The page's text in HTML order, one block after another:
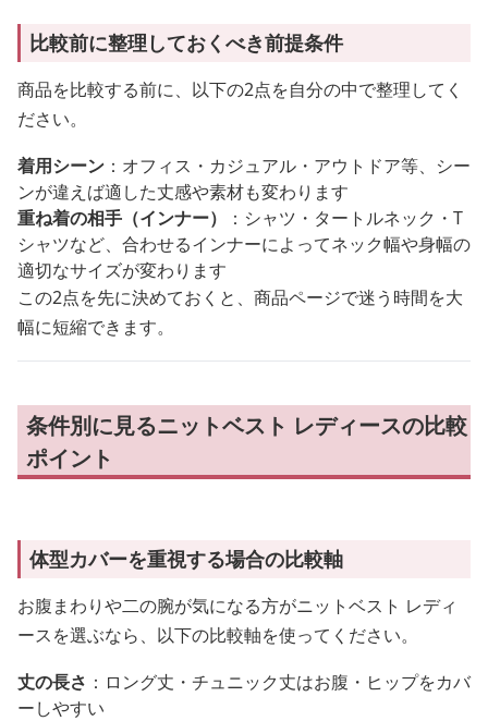
比較前に整理しておくべき前提条件
商品を比較する前に、以下の2点を自分の中で整理してく
ださい。
着用シーン ：オフィス・カジュアル・アウトドア等、シー
ンが違えば適した丈感や素材も変わります
重ね着の相手（インナー）
：シャツ・タートルネック・T
シャツなど、合わせるインナーによってネック幅や身幅の
適切なサイズが変わります
この2点を先に決めておくと、商品ページで迷う時間を大
幅に短縮できます。
条件別に見るニットベスト レディースの比較
ポイント
体型カバーを重視する場合の比較軸
お腹まわりや二の腕が気になる方がニットベスト レディ
ースを選ぶなら、以下の比較軸を使ってください。
丈の長さ ：ロング丈・チュニック丈はお腹・ヒップをカバ
ーしやすい